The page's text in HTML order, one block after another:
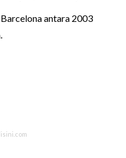
antara 2003